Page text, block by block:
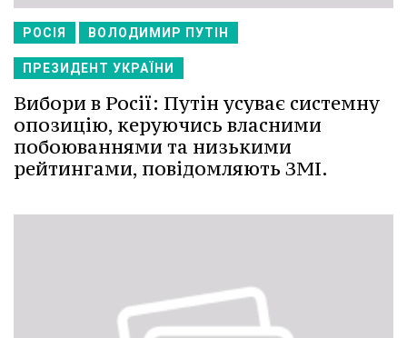
РОСІЯ ВОЛОДИМИР ПУТІН
ПРЕЗИДЕНТ УКРАЇНИ
Вибори в Росії: Путін усуває системну
опозицію, керуючись власними
побоюваннями та низькими
рейтингами, повідомляють ЗМІ.